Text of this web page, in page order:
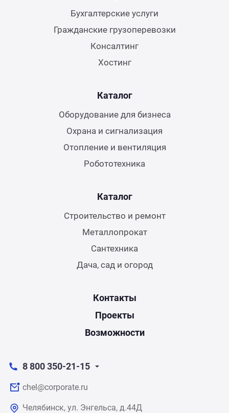
Бухгалтерские услуги
Гражданские грузоперевозки
Консалтинг
Хостинг
Каталог
Оборудование для бизнеса
Охрана и сигнализация
Отопление и вентиляция
Робототехника
Каталог
Строительство и ремонт
Металлопрокат
Сантехника
Дача, сад и огород
Контакты
Проекты
Возможности
8 800 350-21-15
chel@corporate.ru
Челябинск, ул. Энгельса, д.44Д